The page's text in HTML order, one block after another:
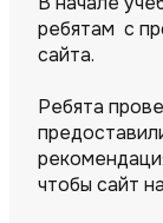
ребятам с
сайта.
Ребята
чтобы сайт